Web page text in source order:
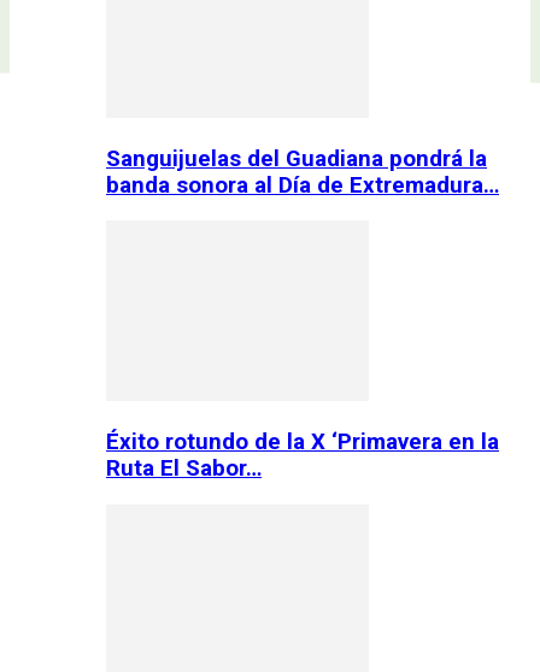
Sanguijuelas del Guadiana pondrá la
banda sonora al Día de Extremadura…
Éxito rotundo de la X ‘Primavera en la
Ruta El Sabor…